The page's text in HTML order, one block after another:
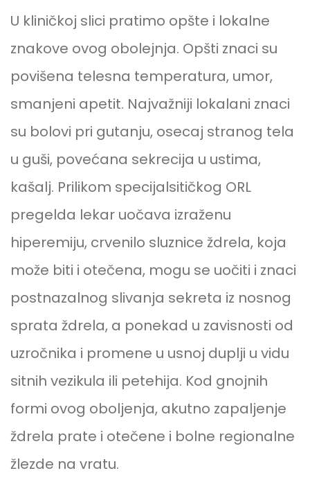
U kliničkoj slici pratimo opšte i lokalne
znakove ovog obolejnja. Opšti znaci su
povišena telesna temperatura, umor,
smanjeni apetit. Najvažniji lokalani znaci
su bolovi pri gutanju, osecaj stranog tela
u guši, povećana sekrecija u ustima,
kašalj. Prilikom specijalsitičkog ORL
pregelda lekar uočava izraženu
hiperemiju, crvenilo sluznice ždrela, koja
može biti i otečena, mogu se uočiti i znaci
postnazalnog slivanja sekreta iz nosnog
sprata ždrela, a ponekad u zavisnosti od
uzročnika i promene u usnoj duplji u vidu
sitnih vezikula ili petehija. Kod gnojnih
formi ovog oboljenja, akutno zapaljenje
ždrela prate i otečene i bolne regionalne
žlezde na vratu.